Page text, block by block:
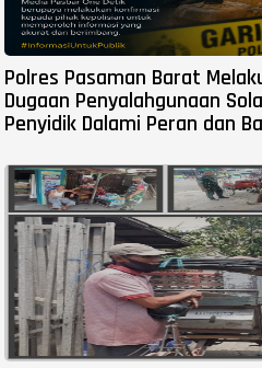
Polres Pasaman Barat
Dugaan Penyalahgunaan
Penyidik Dalami Peran dan